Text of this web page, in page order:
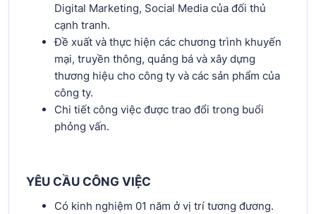
Digital Marketing, Social Media của đối thủ
cạnh tranh.
Đề xuất và thực hiện các chương trình khuyến
mại, truyền thông, quảng bá và xây dựng
thương hiệu cho công ty và các sản phẩm của
công ty.
Chi tiết công việc được trao đổi trong buổi
phỏng vấn.
YÊU CẦU CÔNG VIỆC
Có kinh nghiệm 01 năm ở vị trí tương đương.